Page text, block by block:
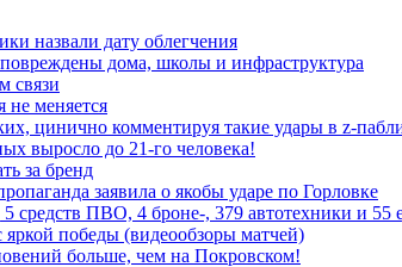
назвали дату облегчения
дома, школы и инфраструктура
связи
не меняется
цинично комментируя такие удары в z-
выросло до 21-го человека!
за бренд
заявила о якобы ударе по Горловке
ПВО, 4 броне-, 379 автотехники и 55
победы (видеообзоры матчей)
больше, чем на Покровском!